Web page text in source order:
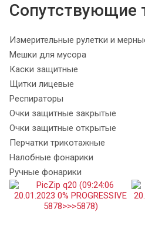
Сопутствующие
Измерительные рулетки и
Мешки для мусора
Каски защитные
Щитки лицевые
Респираторы
Очки защитные закрытые
Очки защитные открытые
Перчатки трикотажные
Налобные фонарики
Ручные фонарики